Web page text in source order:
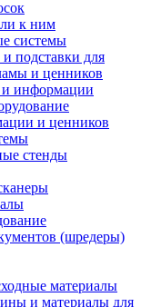
к ним
системы
подставки для
и ценников
и информации
и ценников
стенды
(шредеры)
материалы
и материалы для